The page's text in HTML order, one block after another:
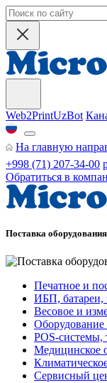
Web2PrintUzBot
На главную
+998 (71) 207-34-00
Обратиться в
Поставка оборудования
Печатное и
ИБП, батареи,
Весовое и
POS-системы,
Медицинское
Сервисный